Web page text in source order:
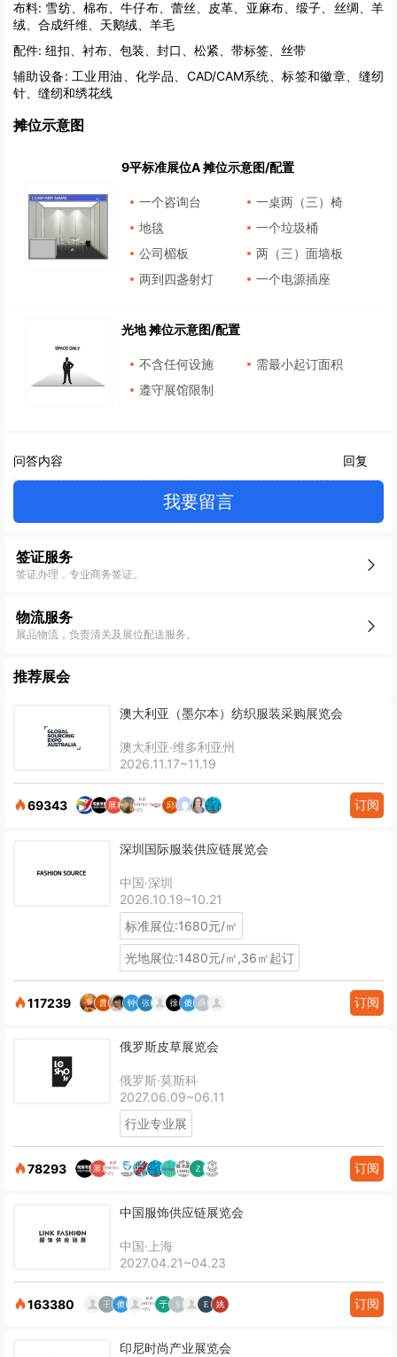
布料: 雪纺、棉布、牛仔布、蕾丝、皮革、亚麻布、缎子、丝绸、羊
绒、合成纤维、天鹅绒、羊毛
配件: 纽扣、衬布、包装、封口、松紧、带标签、丝带
辅助设备: 工业用油、化学品、CAD/CAM系统、标签和徽章、缝纫
针、缝纫和绣花线
摊位示意图
9平标准展位A 摊位示意图/配置
一个咨询台
一桌两（三）椅
地毯
一个垃圾桶
公司楣板
两（三）面墙板
两到四盏射灯
一个电源插座
光地 摊位示意图/配置
不含任何设施
需最小起订面积
遵守展馆限制
问答内容 回复
我要留言
签证服务
签证办理，专业商务签证。
物流服务
展品物流，负责清关及展位配送服务。
推荐展会
澳大利亚（墨尔本）纺织服装采购展览会
澳大利亚·维多利亚州
2026.11.17~11.19
69343 订阅
深圳国际服装供应链展览会
中国·深圳
2026.10.19~10.21
标准展位:1680元/㎡
光地展位:1480元/㎡,36㎡起订
117239 订阅
俄罗斯皮草展览会
俄罗斯·莫斯科
2027.06.09~06.11
行业专业展
78293 订阅
中国服饰供应链展览会
中国·上海
2027.04.21~04.23
163380 订阅
印尼时尚产业展览会